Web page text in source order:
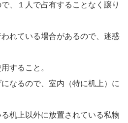
、１人で占有することなく譲り
われている場合があるので、迷惑
すること。
なるので、室内（特に机上）に
机上以外に放置されている私物